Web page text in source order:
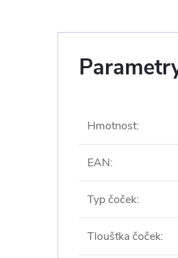
Hmotnost:
EAN:
Typ čoček:
Tloušťka čoček: